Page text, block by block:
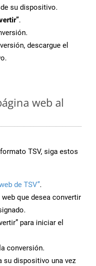
su dispositivo.
.
descargue el
web al
TSV, siga estos
de TSV”.
web que desea convertir
para iniciar el
conversión.
su dispositivo una vez